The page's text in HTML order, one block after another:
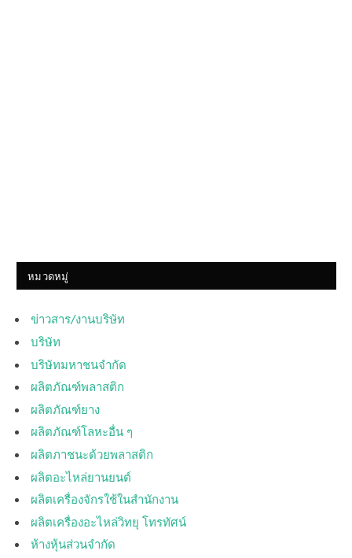
หมวดหมู่
ข่าวสาร/งานบริษัท
บริษัท
บริษัทมหาชนจำกัด
ผลิตภัณฑ์พลาสติก
ผลิตภัณฑ์ยาง
ผลิตภัณฑ์โลหะอื่น ๆ
ผลิตภาชนะด้วยพลาสติก
ผลิตอะไหล่ยานยนต์
ผลิตเครื่องจักรใช้ในสำนักงาน
ผลิตเครื่องอะไหล่วิทยุ โทรทัศน์
ห้างหุ้นส่วนจำกัด